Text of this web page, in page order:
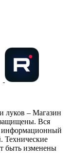
луков – Магазин
Вся
информационный
Технические
быть изменены